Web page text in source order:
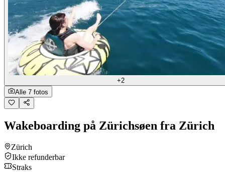
+2
Alle 7 fotos
Wakeboarding på Zürichsøen fra Zürich
Zürich
Ikke refunderbar
Straks